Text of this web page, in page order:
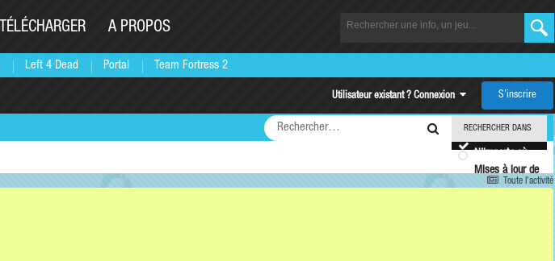
Left 4 Dead Portal Team Fortress 2
TÉLÉCHARGER A PROPOS
Utilisateur existant ? Connexion S’inscrire
RECHERCHER DANS
Mises à jour de
statut
Toute l’activité